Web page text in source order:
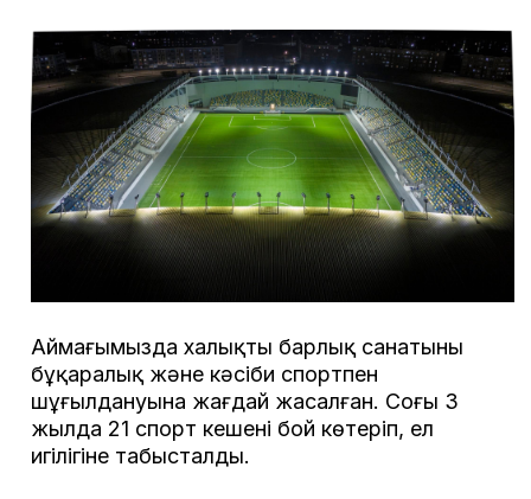
Аймағымызда халықтың барлық санатының
бұқаралық және кәсіби спортпен
шұғылдануына жағдай жасалған. Соңғы 3
жылда 21 спорт кешені бой көтеріп, ел
игілігіне табысталды.